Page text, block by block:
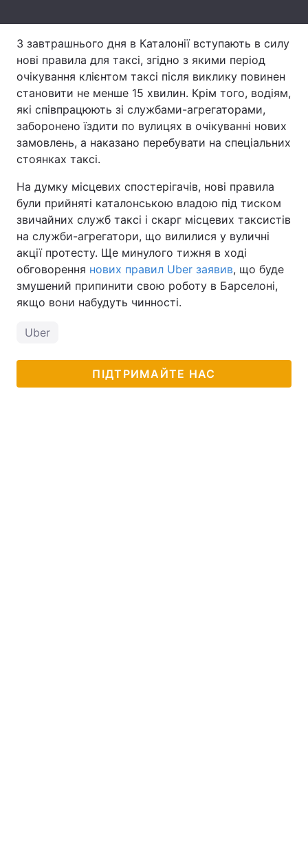
З завтрашнього дня в Каталонії вступають в силу
нові правила для таксі, згідно з якими період
очікування клієнтом таксі після виклику повинен
становити не менше 15 хвилин. Крім того, водіям,
які співпрацюють зі службами-агрегаторами,
заборонено їздити по вулицях в очікуванні нових
замовлень, а наказано перебувати на спеціальних
стоянках таксі.
На думку місцевих спостерігачів, нові правила
були прийняті каталонською владою під тиском
звичайних служб таксі і скарг місцевих таксистів
на служби-агрегатори, що вилилися у вуличні
акції протесту. Ще минулого тижня в ході
обговорення нових правил Uber заявив, що буде
змушений припинити свою роботу в Барселоні,
якщо вони набудуть чинності.
Uber
ПІДТРИМАЙТЕ НАС